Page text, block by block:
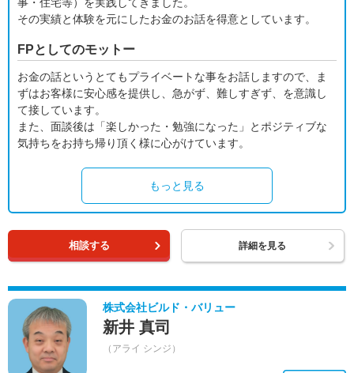
その実績と体験を元にしたお金のお話を得意としています。
FPとしてのモットー
お金の話というとてもプライベートな事をお話しますので、ま
ずはお客様に安心感を提供し、急がず、難しすぎず、を意識し
て接しています。
また、面談後は「楽しかった・勉強になった」とポジティブな
気持ちをお持ち帰り頂く様に心がけています。
もっと見る
相談する 詳細を見る
株式会社ビルド・バリュー
新井 真司
（アライ シンジ）